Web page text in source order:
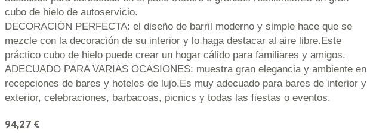
cubo de hielo de autoservicio.
DECORACIÓN PERFECTA: el diseño de barril moderno y simple hace que se
mezcle con la decoración de su interior y lo haga destacar al aire libre.Este
práctico cubo de hielo puede crear un hogar cálido para familiares y amigos.
ADECUADO PARA VARIAS OCASIONES: muestra gran elegancia y ambiente en
recepciones de bares y hoteles de lujo.Es muy adecuado para bares de interior y
exterior, celebraciones, barbacoas, picnics y todas las fiestas o eventos.
94,27 €